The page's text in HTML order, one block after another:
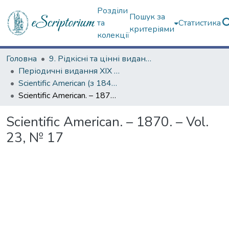
Розділи
та
колекції
Пошук за
критеріями
Статистика
Головна
9. Рідкісні та цінні видання
Періодичні видання ХІХ ст.
Scientific American (з 1845 р.)
Scientific American. – 1870. – Vol. 23, № 17
Scientific American. – 1870. – Vol.
23, № 17